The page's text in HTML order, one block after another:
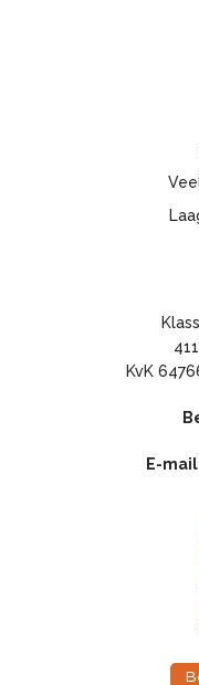
KvK
E-mail